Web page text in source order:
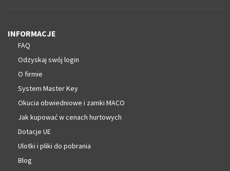
INFORMACJE
FAQ
Odzyskaj swój login
O firmie
System Master Key
Okucia obwiedniowe i zamki MACO
Jak kupować w cenach hurtowych
Dotacje UE
Ulotki i pliki do pobrania
Blog